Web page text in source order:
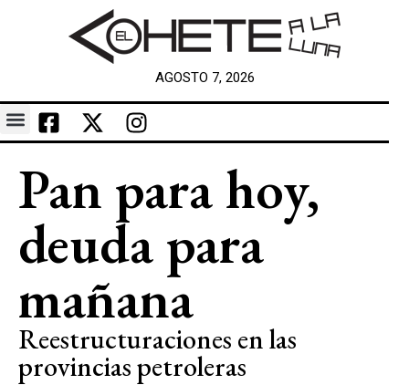
AGOSTO 7, 2026
Pan para hoy,
deuda para
mañana
Reestructuraciones en las
provincias petroleras